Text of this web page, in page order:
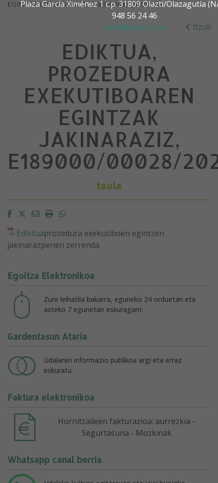
Plaza García Ximénez 1 c.p. 31809 Olazti/Olazagutía
948 56 24 46
olazti@olazti.com
EGINTZAK JAKINARAZIZ, E189000/00028/2022A
Itzuli
EDIKTUA,
PROZEDURA
EXEKUTIBOAREN
EGINTZAK
JAKINARAZIZ,
E189000/00028/
taula
Facebook
Twitter
EmailImprimirWhatsapp
Ediktuaprozedura exekutiboen egintzen
jakinarazpenen zerrenda.
Egoitza Elektronikoa
Zure leihatila bakarra, eguneko 24 orduetan eta
asteko 7 egunetan eskuragarri.
Gardentasun Ataria
Udalaren informazio publikoa argi eta erraz
eskuratu.
Faktura elektronikoa
Hornitzaileen fakturazioa: aurrezkia -
Segurtasuna - Mozkinak
Whatsapp canal berria